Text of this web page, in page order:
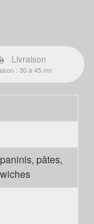
Livraison
: 30 à 45 mn
pâtes,